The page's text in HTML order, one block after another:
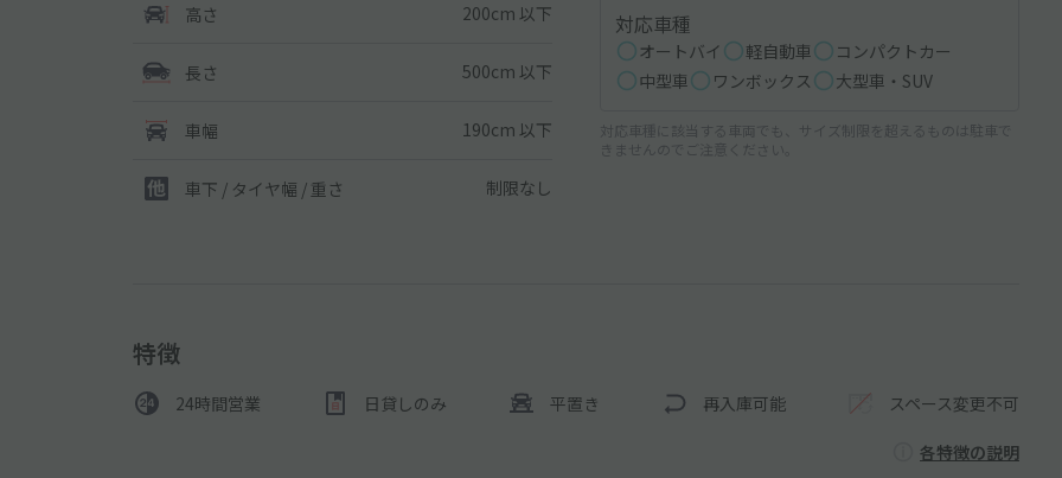
高さ 200cm 以下
長さ 500cm 以下
車幅 190cm 以下
車下 / タイヤ幅 / 重さ 制限なし
対応車種
オートバイ 軽自動車
コンパクトカー
中型車
ワンボックス 大型車・SUV
対応車種に該当する車両でも、サイズ制限を超えるものは駐車で
きませんのでご注意ください。
特徴
24時間営業 日貸しのみ 平置き 再入庫可能 スペース変更不可
各特徴の説明